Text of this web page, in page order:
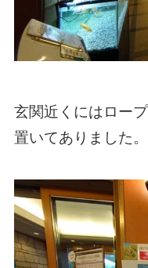
玄関近くにはロー
置いてありました。